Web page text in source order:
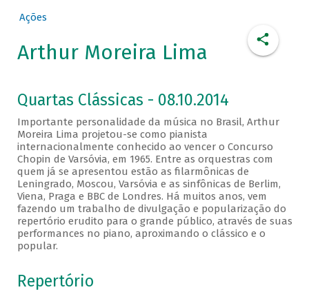
Ações
Arthur Moreira Lima
Quartas Clássicas - 08.10.2014
Importante personalidade da música no Brasil, Arthur
Moreira Lima projetou-se como pianista
internacionalmente conhecido ao vencer o Concurso
Chopin de Varsóvia, em 1965. Entre as orquestras com
quem já se apresentou estão as filarmônicas de
Leningrado, Moscou, Varsóvia e as sinfônicas de Berlim,
Viena, Praga e BBC de Londres. Há muitos anos, vem
fazendo um trabalho de divulgação e popularização do
repertório erudito para o grande público, através de suas
performances no piano, aproximando o clássico e o
popular.
Repertório